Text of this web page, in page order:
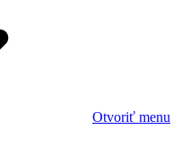
Otvoriť menu